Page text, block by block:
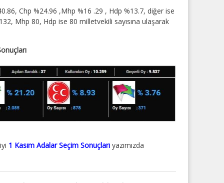
Chp %24.96 ,Mhp %16 .29 , Hdp %13.7, diğer ise
Mhp 80, Hdp ise 80 milletvekili sayısına ulaşarak
1 Kasım Adalar Seçim Sonuçları yazımızda